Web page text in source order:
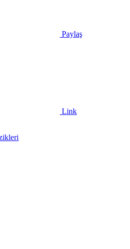
Paylaş
Link